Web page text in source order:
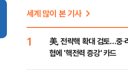
세계 많이 본 기사
1
美, 전략핵 확대 검토…중·
협에 '핵전력 증강' 카드